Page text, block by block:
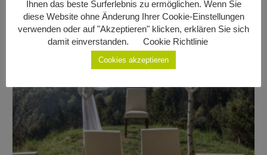
Ihnen das beste Surferlebnis zu ermöglichen. Wenn Sie
diese Website ohne Änderung Ihrer Cookie-Einstellungen
verwenden oder auf "Akzeptieren" klicken, erklären Sie sich
damit einverstanden.
Cookie Richtlinie
Cookies akzeptieren